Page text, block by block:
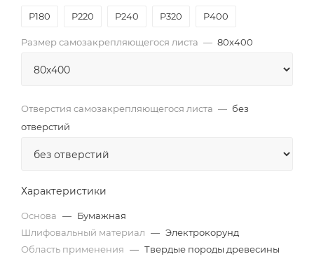
P180 P220 P240 P320 P400
Размер самозакрепляющегося листа — 80х400
Отверстия самозакрепляющегося листа — без
отверстий
Характеристики
Основа — Бумажная
Шлифовальный материал — Электрокорунд
Область применения — Твердые породы древесины